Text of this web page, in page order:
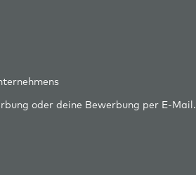
oder deine Bewerbung per E-Mail.